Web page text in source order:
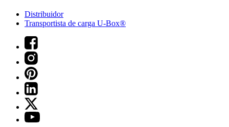
Distribuidor
Transportista de carga U-Box®